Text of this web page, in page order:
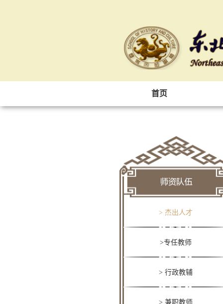
首页
> 杰出人才
>专任教师
> 按职称
> 按学科
> 行政教辅
> 兼职教师